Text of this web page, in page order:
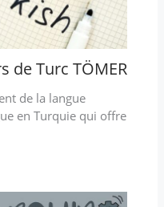
de Turc TÖMER
de la langue
en Turquie qui offre